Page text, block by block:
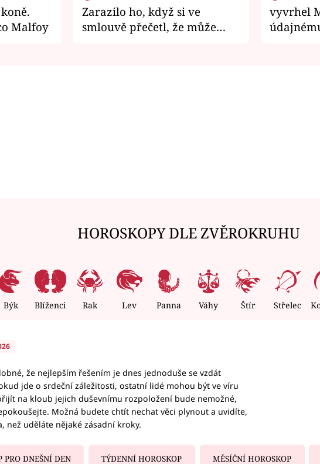
Malfoy
Zarazilo ho, když si ve
smlouvě přečetl, že může
vyvrhel
HOROSKOPY DLE ZVĚROKRUHU
Býk Blíženci Rak Lev Panna Váhy Štír Střelec
že nejlepším řešením je dnes jednoduše se vzdát
jde o srdeční záležitosti, ostatní lidé mohou být ve víru
na kloub jejich duševnímu rozpoložení bude nemožné,
Možná budete chtít nechat věci plynout a uvidíte,
než uděláte nějaké zásadní kroky.
PRO DNEŠNÍ DEN TÝDENNÍ HOROSKOP MĚSÍČNÍ HOROSKOP